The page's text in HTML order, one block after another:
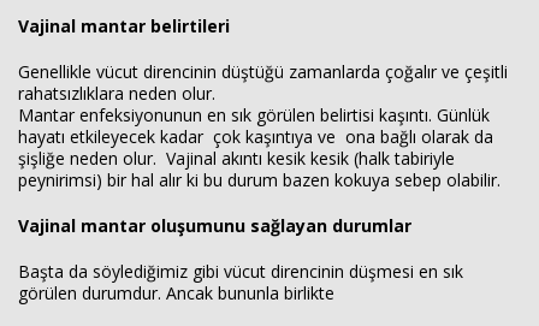
Vajinal mantar belirtileri
Genellikle vücut direncinin düştüğü zamanlarda çoğalır ve çeşitli
rahatsızlıklara neden olur.
Mantar enfeksiyonunun en sık görülen belirtisi kaşıntı. Günlük
hayatı etkileyecek kadar çok kaşıntıya ve ona bağlı olarak da
şişliğe neden olur. Vajinal akıntı kesik kesik (halk tabiriyle
peynirimsi) bir hal alır ki bu durum bazen kokuya sebep olabilir.
Vajinal mantar oluşumunu sağlayan durumlar
Başta da söylediğimiz gibi vücut direncinin düşmesi en sık
görülen durumdur. Ancak bununla birlikte